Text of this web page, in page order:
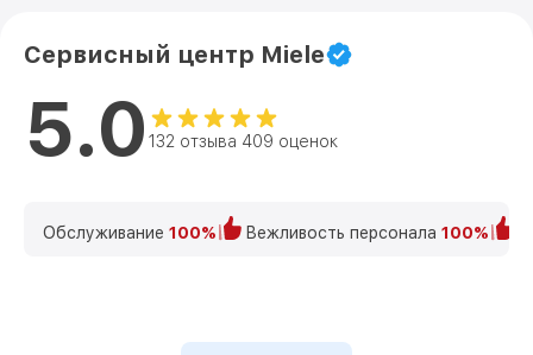
Сервисный центр Miele
5.0 132 отзыва 409 оценок
Обслуживание 100% Вежливость персонала 100%